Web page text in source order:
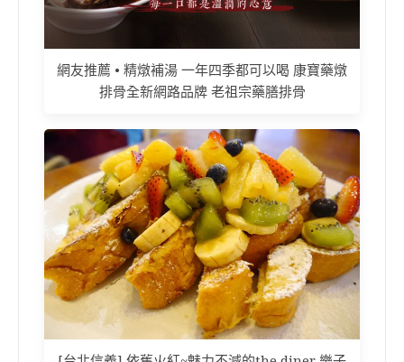
網友推薦 • 精燉補湯 一年四季都可以喝 康寶藥燉
排骨全新網路品牌 老祖宗藥膳排骨